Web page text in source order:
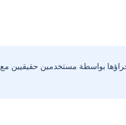
بواسطة مستخدمين حقيقيين مع